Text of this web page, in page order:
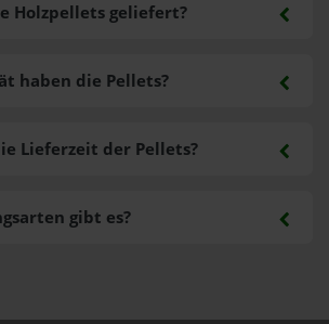
Holzpellets geliefert?
gibt es?
haben die Pellets?
Lieferzeit der Pellets?